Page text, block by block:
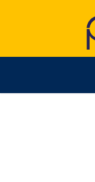
SUADA QORRAJ &